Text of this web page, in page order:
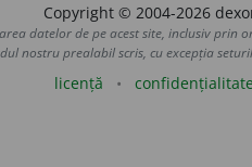
Copyright © 2004-2026
datelor de pe acest site, inclusiv prin
nostru prealabil scris, cu excepția
licență confidențialitate